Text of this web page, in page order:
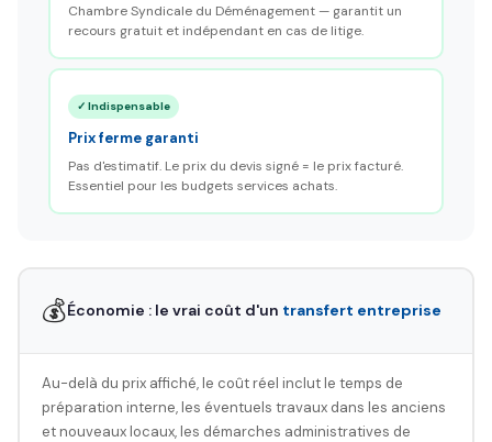
Chambre Syndicale du Déménagement — garantit un
recours gratuit et indépendant en cas de litige.
✓ Indispensable
Prix ferme garanti
Pas d'estimatif. Le prix du devis signé = le prix facturé.
Essentiel pour les budgets services achats.
💰Économie : le vrai coût d'un transfert entreprise
Au-delà du prix affiché, le coût réel inclut le temps de
préparation interne, les éventuels travaux dans les anciens
et nouveaux locaux, les démarches administratives de